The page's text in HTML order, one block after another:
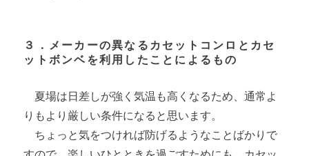
３．メーカーの異なるカセットコンロとカセ
ットボンベを利用したことによるもの
夏場は日差しが強く気温も高くなるため、通常よ
りもより厳しい条件になると思います。
ちょっと気をつければ防げるようなことばかりで